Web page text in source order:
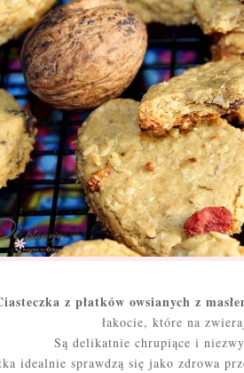
z płatków owsianych z
łakocie, które na
Są delikatnie chrupiące i
idealnie sprawdzą się jako zdrowa